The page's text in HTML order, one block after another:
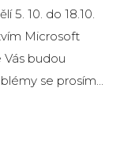
5. 10. do 18.10.
Microsoft
budou
se prosím...